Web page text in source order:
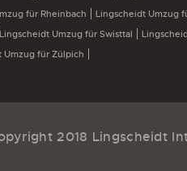
für Rheinbach Lingscheidt Umzug
Lingscheidt Umzug für Swisttal
Umzug für Zülpich
2018 Lingscheidt